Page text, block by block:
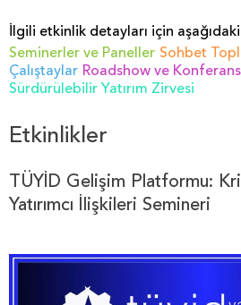
İlgili etkinlik detayları için aşağıdaki
Seminerler ve Paneller Sohbet
Çalıştaylar Roadshow ve
Sürdürülebilir Yatırım Zirvesi
Etkinlikler
TÜYİD Gelişim Platformu:
Yatırımcı İlişkileri Semineri